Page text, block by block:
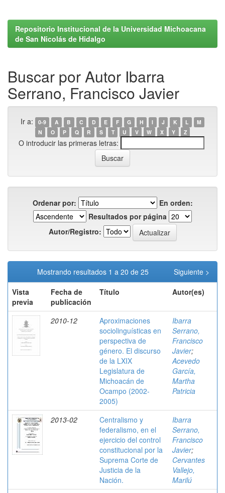
Repositorio Institucional de la Universidad Michoacana
de San Nicolás de Hidalgo
Buscar por Autor Ibarra
Serrano, Francisco Javier
Ir a: 0-9 A B C D E F G H I J K L
M
N
O P Q R S T U V W X Y Z
O introducir las primeras letras:
Ordenar por:
En orden:
Resultados por página
Autor/Registro:
Mostrando resultados 1 a 20 de 25
Siguiente >
Vista
previa
Fecha de
publicación
Título Autor(es)
2010-12
Aproximaciones
sociolinguísticas en
perspectiva de
género. El discurso
de la LXIX
Legislatura de
Michoacán de
Ocampo (2002-
2005)
Ibarra
Serrano,
Francisco
Javier;
Acevedo
García,
Martha
Patricia
2013-02
Centralismo y
federalismo, en el
ejercicio del control
constitucional por la
Suprema Corte de
Justicia de la
Nación.
Ibarra
Serrano,
Francisco
Javier;
Cervantes
Vallejo,
Marilú